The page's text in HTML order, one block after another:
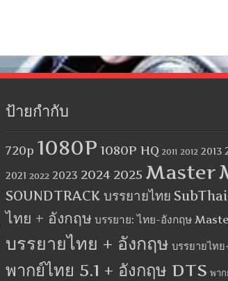
ป้ายกำกับ
720p 1080P 1080P HQ 2011 2012 2013
2021 2022 2023 2024 2025 Master
SOUNDTRACK บรรยายไทย
ไทย + อังกฤษ บรรยาย: ไทย-อังกฤษ
บรรยายไทย + อังกฤษ บรรยายไทย
พากย์ไทย 5.1 + อังกฤษ DTS พาก